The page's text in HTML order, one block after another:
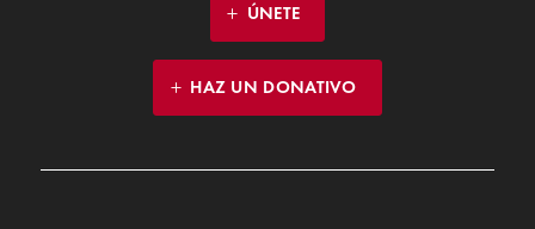
ÚNETE
HAZ UN DONATIVO